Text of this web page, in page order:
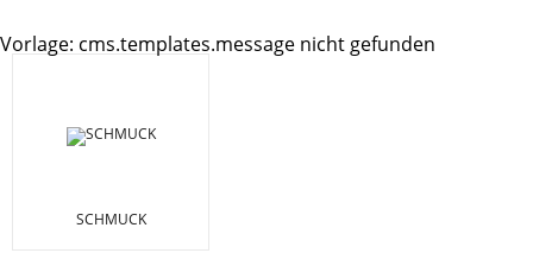
Vorlage: cms.templates.message nicht gefunden
SCHMUCK